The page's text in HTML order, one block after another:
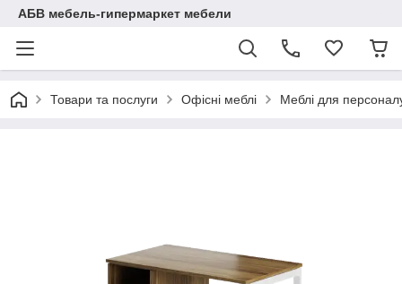
АБВ мебель-гипермаркет мебели
Товари та послуги Офісні меблі Меблі для